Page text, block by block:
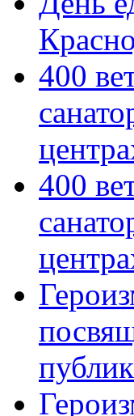
400
400